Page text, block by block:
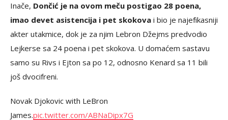
Inače, Dončić je na ovom meču postigao 28 poena,
imao devet asistencija i pet skokova i bio je najefikasniji
akter utakmice, dok je za njim Lebron Džejms predvodio
Lejkerse sa 24 poena i pet skokova. U domaćem sastavu
samo su Rivs i Ejton sa po 12, odnosno Kenard sa 11 bili
još dvocifreni.
Novak Djokovic with LeBron
James.pic.twitter.com/ABNaDipx7G